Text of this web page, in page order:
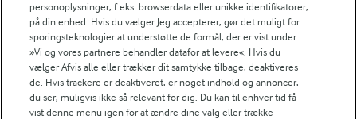
personoplysninger, f.eks. browserdata eller unikke identifikatorer,
på din enhed. Hvis du vælger Jeg accepterer, gør det muligt for
sporingsteknologier at understøtte de formål, der er vist under
»Vi og vores partnere behandler datafor at levere«. Hvis du
vælger Afvis alle eller trækker dit samtykke tilbage, deaktiveres
de. Hvis trackere er deaktiveret, er noget indhold og annoncer,
du ser, muligvis ikke så relevant for dig. Du kan til enhver tid få
vist denne menu igen for at ændre dine valg eller trække